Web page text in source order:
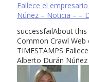
Fallece el
Núñez – Noticia – –
successfailAbout this
Common Crawl
TIMESTAMPS
Alberto Durán